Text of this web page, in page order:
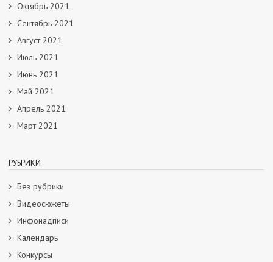
Октябрь 2021
Сентябрь 2021
Август 2021
Июль 2021
Июнь 2021
Май 2021
Апрель 2021
Март 2021
РУБРИКИ
Без рубрики
Видеосюжеты
Инфонадписи
Календарь
Конкурсы